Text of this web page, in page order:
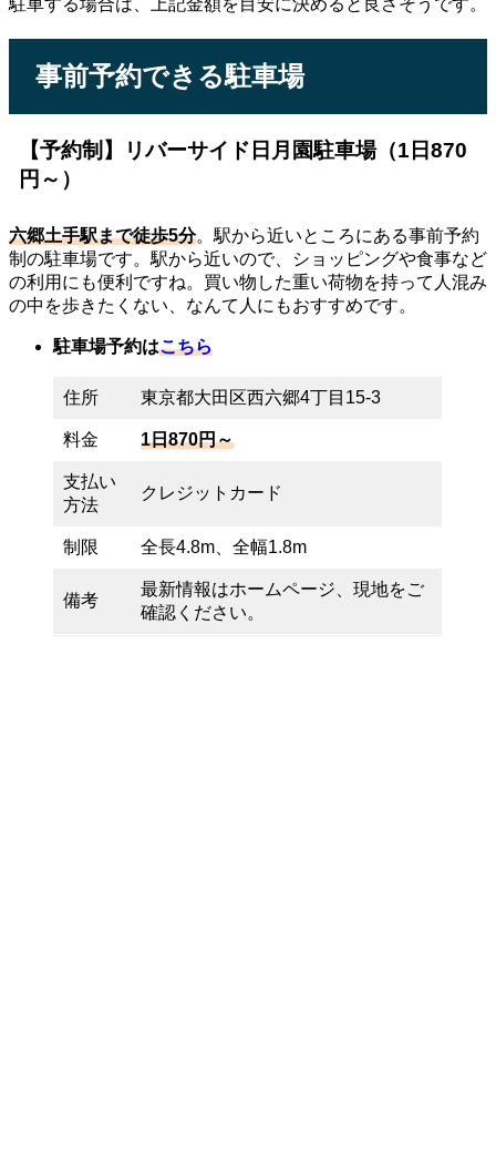
駐車する場合は、上記金額を目安に決めると良さそうです。
事前予約できる駐車場
【予約制】リバーサイド日月園駐車場（1日870
円～）
六郷土手駅まで徒歩5分。駅から近いところにある事前予約
制の駐車場です。駅から近いので、ショッピングや食事など
の利用にも便利ですね。買い物した重い荷物を持って人混み
の中を歩きたくない、なんて人にもおすすめです。
駐車場予約はこちら
住所 東京都大田区西六郷4丁目15-3
料金 1日870円～
支払い
方法
クレジットカード
制限 全長4.8m、全幅1.8m
備考
最新情報はホームページ、現地をご
確認ください。